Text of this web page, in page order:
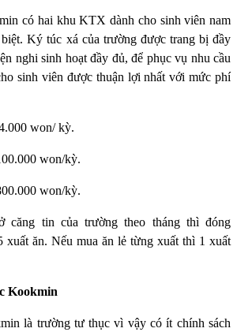
có hai khu KTX dành cho sinh viên nam
Ký túc xá của trường được trang bị đầy
nghi sinh hoạt đầy đủ, để phục vụ nhu cầu
sinh viên được thuận lợi nhất với mức phí
won/ kỳ.
won/kỳ.
won/kỳ.
căng tin của trường theo tháng thì đóng
xuất ăn. Nếu mua ăn lẻ từng xuất thì 1 xuất
Kookmin
là trường tư thục vì vậy có ít chính sách